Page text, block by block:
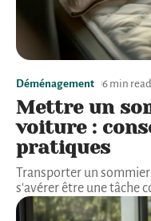
Déménagement 6 min read
Mettre un
voiture :
pratiques
Transporter un
s'avérer être une tâche